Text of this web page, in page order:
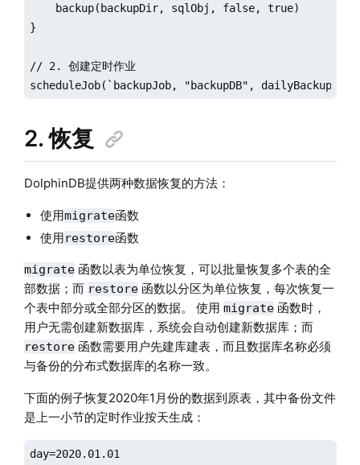
backup(backupDir, sqlObj, false, true)
}
// 2. 创建定时作业
scheduleJob(`backupJob, "backupDB", dailyBackup,
2. 恢复
DolphinDB提供两种数据恢复的方法：
使用migrate函数
使用restore函数
migrate函数以表为单位恢复，可以批量恢复多个表的全
部数据；而 restore函数以分区为单位恢复，每次恢复一
个表中部分或全部分区的数据。 使用 migrate函数时，
用户无需创建新数据库，系统会自动创建新数据库；而
restore函数需要用户先建库建表，而且数据库名称必须
与备份的分布式数据库的名称一致。
下面的例子恢复2020年1月份的数据到原表，其中备份文件
是上一小节的定时作业按天生成：
day=2020.01.01